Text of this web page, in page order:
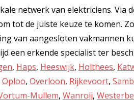
netwerk van elektriciens.
tot de juiste keuze te komen.
van aangesloten vakmannen
een erkende specialist ter
, Haps, Heeswijk, Holthees,
Oploo, Overloon, Rijkevoort,
Mullem, Wanroij,